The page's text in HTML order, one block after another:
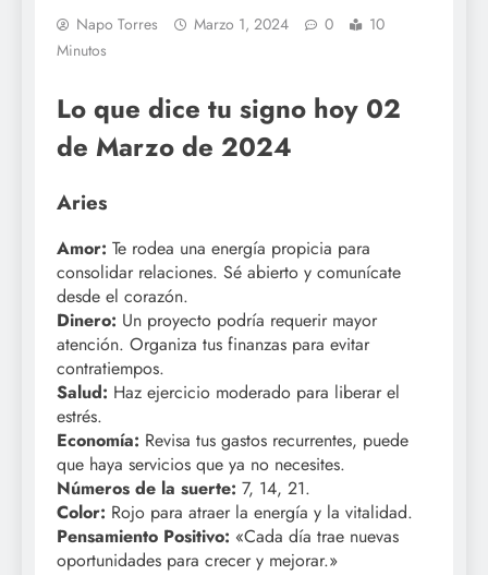
Napo Torres Marzo 1, 2024 0
10
Minutos
Lo que dice tu signo hoy 02
de Marzo de 2024
Aries
Amor: Te rodea una energía propicia para
consolidar relaciones. Sé abierto y comunícate
desde el corazón.
Dinero: Un proyecto podría requerir mayor
atención. Organiza tus finanzas para evitar
contratiempos.
Salud: Haz ejercicio moderado para liberar el
estrés.
Economía: Revisa tus gastos recurrentes, puede
que haya servicios que ya no necesites.
Números de la suerte: 7, 14, 21.
Color: Rojo para atraer la energía y la vitalidad.
Pensamiento Positivo: «Cada día trae nuevas
oportunidades para crecer y mejorar.»